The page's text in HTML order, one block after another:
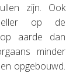
zijn. Ook
op de
aarde dan
minder
opgebouwd.